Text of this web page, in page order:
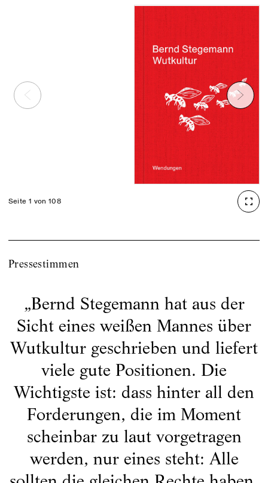
Seite 1 von 108
Pressestimmen
„Bernd Stegemann hat aus der
Sicht eines weißen Mannes über
Wutkultur geschrieben und liefert
viele gute Positionen. Die
Wichtigste ist: dass hinter all den
Forderungen, die im Moment
scheinbar zu laut vorgetragen
werden, nur eines steht: Alle